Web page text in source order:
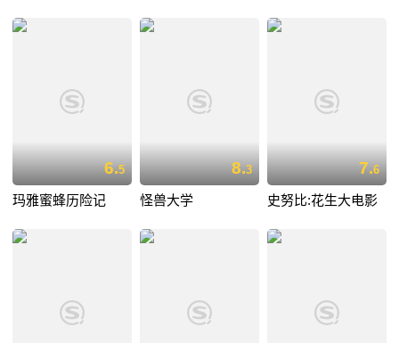
6.5
玛雅蜜蜂历险记
8.3
怪兽大学
7.6
史努比:花生大电影